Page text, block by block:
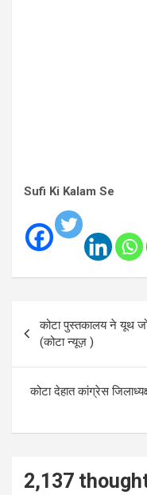
Sufi Ki Kalam Se
Post
navigation
कोटा पुस्तकालय ने यूथ
(कोटा न्यूज़ )
कोटा देहात कांग्रेस
2,137